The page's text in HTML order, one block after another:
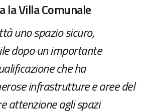
la Villa Comunale
uno spazio sicuro,
dopo un importante
che ha
infrastrutture e aree del
attenzione agli spazi